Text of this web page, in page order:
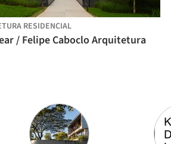
RESIDENCIAL
/ Felipe Caboclo Arquitetura